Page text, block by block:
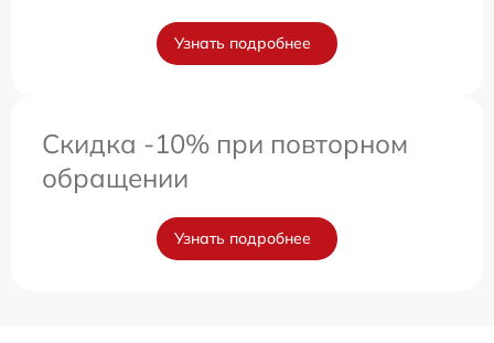
Узнать подробнее
Скидка -10% при повторном
обращении
Узнать подробнее